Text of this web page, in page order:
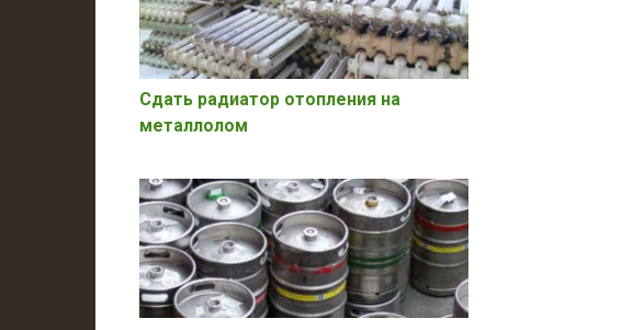
Сдать радиатор отопления на
металлолом